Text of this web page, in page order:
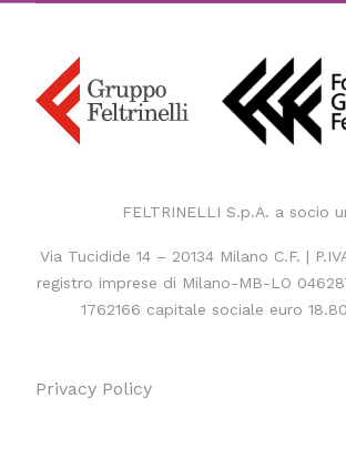
Privacy Policy
FELTRINELLI S.p.A. a socio
Via Tucidide 14 – 20134 Milano C.F. |
registro imprese di Milano-MB-LO
1762166 capitale sociale euro